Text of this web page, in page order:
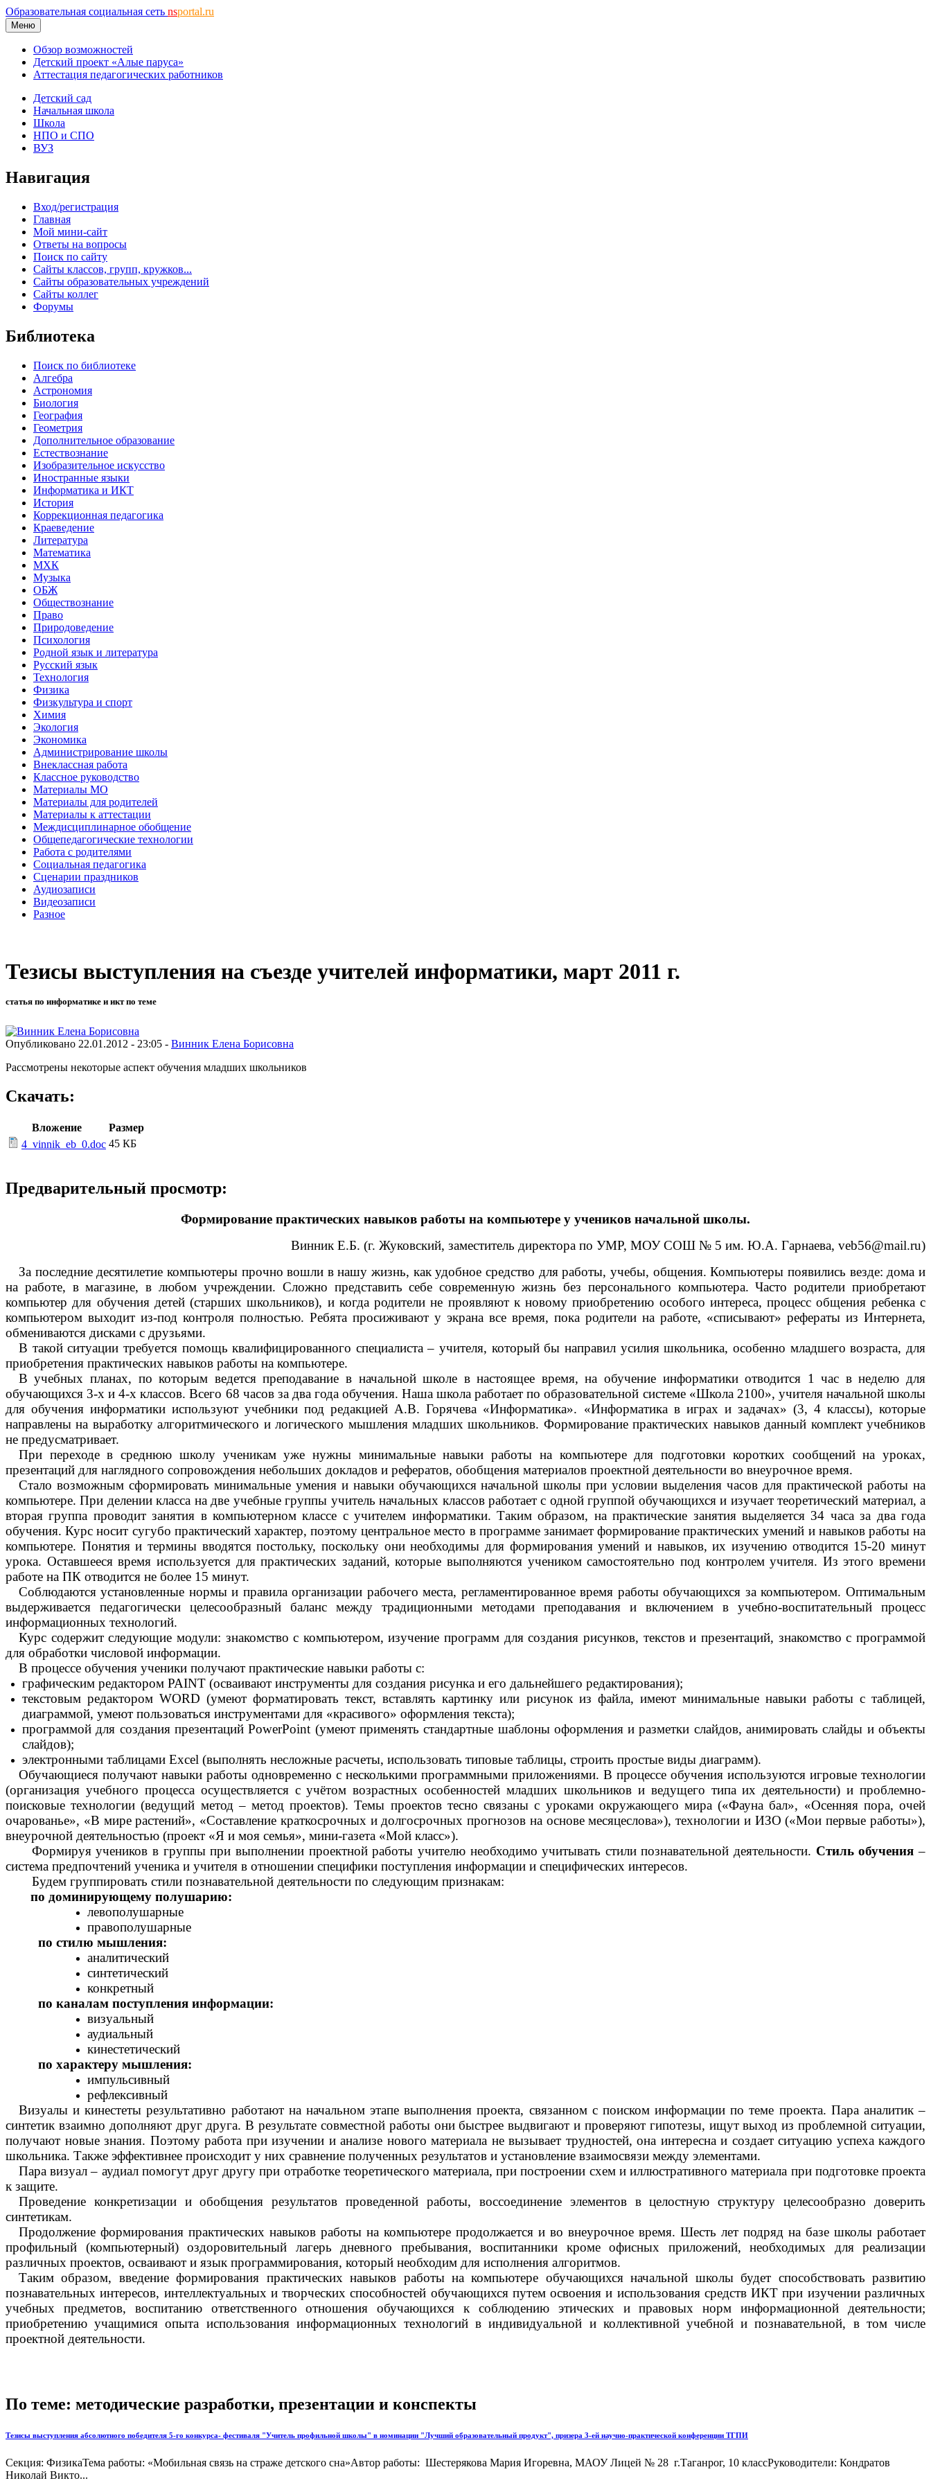
Образовательная социальная сеть nsportal.ru
Меню
Обзор возможностей
Детский проект «Алые паруса»
Аттестация педагогических работников
Детский сад
Начальная школа
Школа
НПО и СПО
ВУЗ
Навигация
Вход/регистрация
Главная
Мой мини-сайт
Ответы на вопросы
Поиск по сайту
Сайты классов, групп, кружков...
Сайты образовательных учреждений
Сайты коллег
Форумы
Библиотека
Поиск по библиотеке
Алгебра
Астрономия
Биология
География
Геометрия
Дополнительное образование
Естествознание
Изобразительное искусство
Иностранные языки
Информатика и ИКТ
История
Коррекционная педагогика
Краеведение
Литература
Математика
МХК
Музыка
ОБЖ
Обществознание
Право
Природоведение
Психология
Родной язык и литература
Русский язык
Технология
Физика
Физкультура и спорт
Химия
Экология
Экономика
Администрирование школы
Внеклассная работа
Классное руководство
Материалы МО
Материалы для родителей
Материалы к аттестации
Междисциплинарное обобщение
Общепедагогические технологии
Работа с родителями
Социальная педагогика
Сценарии праздников
Аудиозаписи
Видеозаписи
Разное
Тезисы выступления на съезде учителей информатики, март 2011 г.
статья по информатике и икт по теме
Опубликовано 22.01.2012 - 23:05 - Винник Елена Борисовна
Рассмотрены некоторые аспект обучения младших школьников
Скачать:
Вложение
Размер
4_vinnik_eb_0.doc 45 КБ
Предварительный просмотр:
Формирование практических навыков работы на компьютере у учеников начальной школы.
Винник Е.Б. (г. Жуковский, заместитель директора по УМР, МОУ СОШ № 5 им. Ю.А. Гарнаева, veb56@mail.ru)
За последние десятилетие компьютеры прочно вошли в нашу жизнь, как удобное средство для работы, учебы, общения. Компьютеры появились везде: дома и
на работе, в магазине, в любом учреждении. Сложно представить себе современную жизнь без персонального компьютера. Часто родители приобретают
компьютер для обучения детей (старших школьников), и когда родители не проявляют к новому приобретению особого интереса, процесс общения ребенка с
компьютером выходит из-под контроля полностью. Ребята просиживают у экрана все время, пока родители на работе, «списывают» рефераты из Интернета,
обмениваются дисками с друзьями.
В такой ситуации требуется помощь квалифицированного специалиста – учителя, который бы направил усилия школьника, особенно младшего возраста, для
приобретения практических навыков работы на компьютере.
В учебных планах, по которым ведется преподавание в начальной школе в настоящее время, на обучение информатики отводится 1 час в неделю для
обучающихся 3-х и 4-х классов. Всего 68 часов за два года обучения. Наша школа работает по образовательной системе «Школа 2100», учителя начальной школы
для обучения информатики используют учебники под редакцией А.В. Горячева «Информатика». «Информатика в играх и задачах» (3, 4 классы), которые
направлены на выработку алгоритмического и логического мышления младших школьников. Формирование практических навыков данный комплект учебников
не предусматривает.
При переходе в среднюю школу ученикам уже нужны минимальные навыки работы на компьютере для подготовки коротких сообщений на уроках,
презентаций для наглядного сопровождения небольших докладов и рефератов, обобщения материалов проектной деятельности во внеурочное время.
Стало возможным сформировать минимальные умения и навыки обучающихся начальной школы при условии выделения часов для практической работы на
компьютере. При делении класса на две учебные группы учитель начальных классов работает с одной группой обучающихся и изучает теоретический материал, а
вторая группа проводит занятия в компьютерном классе с учителем информатики. Таким образом, на практические занятия выделяется 34 часа за два года
обучения.Курс носит сугубо практический характер, поэтому центральное место в программе занимает формирование практических умений и навыков работы на
компьютере. Понятия и термины вводятся постольку, поскольку они необходимы для формирования умений и навыков, их изучению отводится 15-20 минут
урока. Оставшееся время используется для практических заданий, которые выполняются учеником самостоятельно под контролем учителя. Из этого времени
работе на ПК отводится не более 15 минут.
Соблюдаются установленные нормы и правила организации рабочего места, регламентированное время работы обучающихся за компьютером. Оптимальным
выдерживается педагогически целесообразный баланс между традиционными методами преподавания и включением в учебно-воспитательный процесс
информационных технологий.
Курс содержит следующие модули: знакомство с компьютером, изучение программ для создания рисунков, текстов и презентаций, знакомство с программой
для обработки числовой информации.
В процессе обучения ученики получают практические навыки работы с:
графическим редактором PAINT (осваивают инструменты для создания рисунка и его дальнейшего редактирования);
текстовым редактором WORD (умеют форматировать текст, вставлять картинку или рисунок из файла, имеют минимальные навыки работы с таблицей,
диаграммой, умеют пользоваться инструментами для «красивого» оформления текста);
программой для создания презентаций PowerPoint (умеют применять стандартные шаблоны оформления и разметки слайдов, анимировать слайды и объекты
слайдов);
электронными таблицами Excel (выполнять несложные расчеты, использовать типовые таблицы, строить простые виды диаграмм).
Обучающиеся получают навыки работы одновременно с несколькими программными приложениями. В процессе обучения используются игровые технологии
(организация учебного процесса осуществляется с учётом возрастных особенностей младших школьников и ведущего типа их деятельности) и проблемно-
поисковые технологии (ведущий метод – метод проектов). Темы проектов тесно связаны с уроками окружающего мира («Фауна бал», «Осенняя пора, очей
очарованье», «В мире растений», «Составление краткосрочных и долгосрочных прогнозов на основе месяцеслова»), технологии и ИЗО («Мои первые работы»),
внеурочной деятельностью (проект «Я и моя семья», мини-газета «Мой класс»).
Формируя учеников в группы при выполнении проектной работы учителю необходимо учитывать стили познавательной деятельности. Стиль обучения –
система предпочтений ученика и учителя в отношении специфики поступления информации и специфических интересов.
Будем группировать стили познавательной деятельности по следующим признакам:
по доминирующему полушарию:
левополушарные
правополушарные
по стилю мышления:
аналитический
синтетический
конкретный
по каналам поступления информации:
визуальный
аудиальный
кинестетический
по характеру мышления:
импульсивный
рефлексивный
Визуалы и кинестеты результативно работают на начальном этапе выполнения проекта, связанном с поиском информации по теме проекта. Пара аналитик –
синтетик взаимно дополняют друг друга. В результате совместной работы они быстрее выдвигают и проверяют гипотезы, ищут выход из проблемной ситуации,
получают новые знания. Поэтому работа при изучении и анализе нового материала не вызывает трудностей, она интересна и создает ситуацию успеха каждого
школьника. Также эффективнее происходит у них сравнение полученных результатов и установление взаимосвязи между элементами.
Пара визуал – аудиал помогут друг другу при отработке теоретического материала, при построении схем и иллюстративного материала при подготовке проекта
к защите.
Проведение конкретизации и обобщения результатов проведенной работы, воссоединение элементов в целостную структуру целесообразно доверить
синтетикам.
Продолжение формирования практических навыков работы на компьютере продолжается и во внеурочное время. Шесть лет подряд на базе школы работает
профильный (компьютерный) оздоровительный лагерь дневного пребывания, воспитанники кроме офисных приложений, необходимых для реализации
различных проектов, осваивают и язык программирования, который необходим для исполнения алгоритмов.
Таким образом, введение формирования практических навыков работы на компьютере обучающихся начальной школы будет способствовать развитию
познавательных интересов, интеллектуальных и творческих способностей обучающихся путем освоения и использования средств ИКТ при изучении различных
учебных предметов, воспитанию ответственного отношения обучающихся к соблюдению этических и правовых норм информационной деятельности;
приобретению учащимися опыта использования информационных технологий в индивидуальной и коллективной учебной и познавательной, в том числе
проектной деятельности.
По теме: методические разработки, презентации и конспекты
Тезисы выступления абсолютного победителя 5-го конкурса- фестиваля "Учитель профильной школы" в номинации "Лучший образовательный продукт", призера 3-ей научно-практической конференции ТГПИ
Секция: ФизикаТема работы: «Мобильная связь на страже детского сна»Автор работы: Шестерякова Мария Игоревна, МАОУ Лицей № 28 г.Таганрог, 10 классРуководители: Кондратов
Николай Викто...